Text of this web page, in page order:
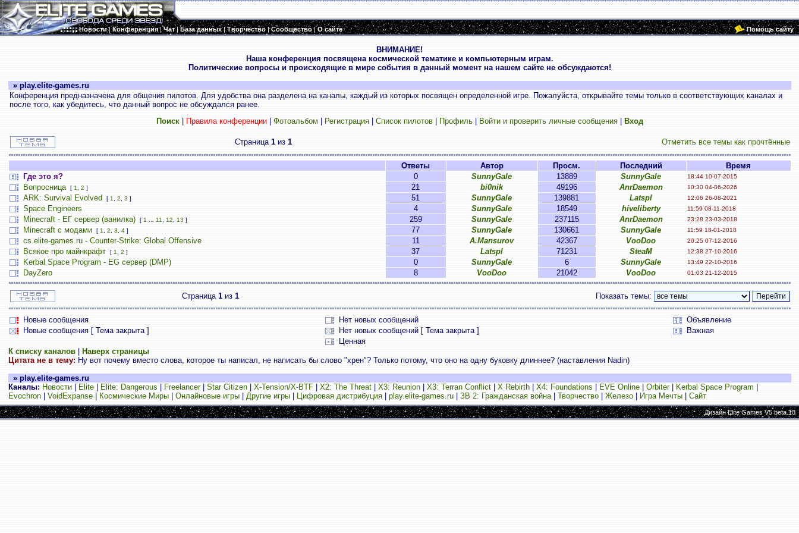
Новости|Конференция|Чат|База данных|Творчество|Сообщество|О сайте Помощь сайту
ВНИМАНИЕ!
Наша конференция посвящена космической тематике и компьютерным играм.
Политические вопросы и происходящие в мире события в данный момент на нашем сайте не обсуждаются!
» play.elite-games.ru
Конференция предназначена для общения пилотов. Для удобства она разделена на каналы, каждый из которых посвящен определенной игре. Пожалуйста, открывайте темы только в соответствующих каналах и
после того, как убедитесь, что данный вопрос не обсуждался ранее.
Поиск| Правила конференции| Фотоальбом Регистрация| Список пилотов| Профиль| Войти и проверить личные сообщения| Вход
Страница 1 из 1 Отметить все темы как прочтённые
Ответы Автор Просм. Последний
Время
Где это я?
0 SunnyGale 13889 SunnyGale 18:44 10-07-2015
Вопросница [ 1 2 ] 21 bi0nik 49196 AnrDaemon 10:30 04-06-2026
ARK: Survival Evolved [ 1 2 3 ] 51 SunnyGale 139881 Latspl 12:06 26-08-2021
Space Engineers 4 SunnyGale 18549 hiveliberty 11:59 08-11-2018
Minecraft - ЕГ сервер (ванилка) [ 1 11 12 13 ] 259 SunnyGale 237115 AnrDaemon 23:28 23-03-2018
Minecraft с модами [ 1 2 3 4] 77 SunnyGale 130661 SunnyGale 11:59 18-01-2018
cs.elite-games.ru - Counter-Strike: Global Offensive 11 A.Mansurov 42367 VooDoo 20:25 07-12-2016
Всякое про майнкрафт [ 1 2 ] 37 Latspl 71231 SteaM 12:38 27-10-2016
Kerbal Space Program - EG сервер (DMP) 0 SunnyGale 6 SunnyGale 13:49 22-10-2016
DayZero 8 VooDoo 21042 VooDoo 01:03 21-12-2015
Страница 1из 1 Показать темы:
Новые сообщения Нет новых сообщений
Объявление
Новые сообщения [ Тема закрыта ]
Нет новых сообщений [ Тема закрыта ]
Важная
Ценная
К списку каналов|
Наверх страницы
Цитата не в тему:Ну вот почему вместо слова, которое ты написал, не написать бы слово "хрен"? Только потому, что оно на одну буковку длиннее? (наставления Nadin)
» play.elite-games.ru
Каналы: Новости| Elite| Elite: Dangerous Freelancer| Star Citizen| X-Tension/X-BTF| X2: The Threat| X3: Reunion| X3: Terran Conflict| X Rebirth| X4: Foundations EVE Online| Orbiter| Kerbal Space Program
Evochron| VoidExpanse| Космические Миры| Онлайновые игры| Другие игры| Цифровая дистрибуция| play.elite-games.ru| ЗВ 2: Гражданская война| Творчество| Железо| Игра Мечты| Сайт
Дизайн Elite Games V5 beta.18